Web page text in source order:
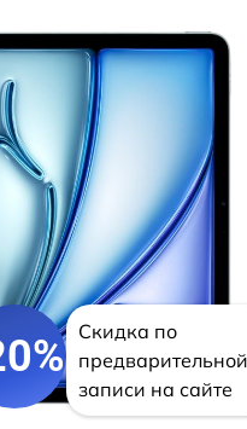
Скидка по
предварительной
записи на сайте